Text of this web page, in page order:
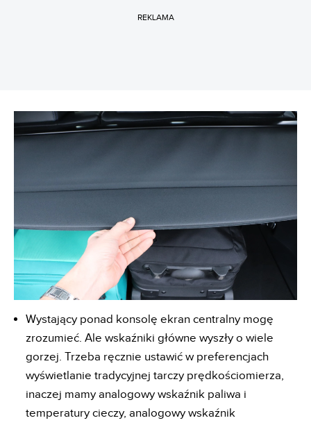
REKLAMA
Wystający ponad konsolę ekran centralny mogę
zrozumieć. Ale wskaźniki główne wyszły o wiele
gorzej. Trzeba ręcznie ustawić w preferencjach
wyświetlanie tradycyjnej tarczy prędkościomierza,
inaczej mamy analogowy wskaźnik paliwa i
temperatury cieczy, analogowy wskaźnik